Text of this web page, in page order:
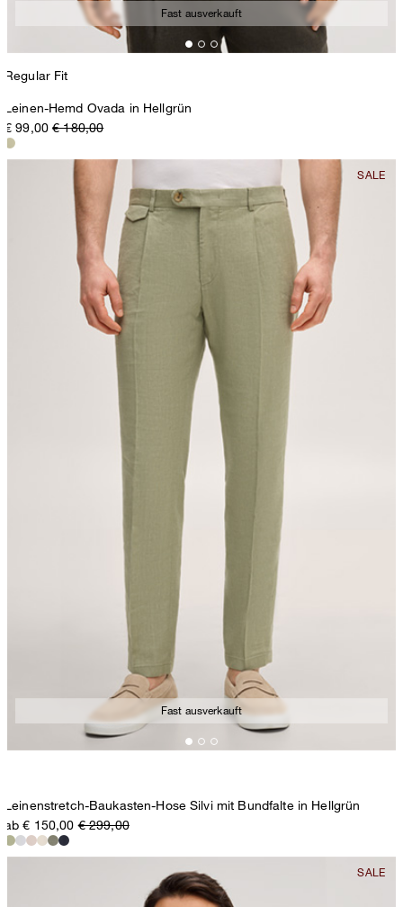
Fast ausverkauft
Regular Fit
Leinen-Hemd Ovada in Hellgrün
€ 99,00 € 180,00
Fast ausverkauft
Leinenstretch-Baukasten-Hose Silvi mit Bundfalte in Hellgrün
ab € 150,00 € 299,00